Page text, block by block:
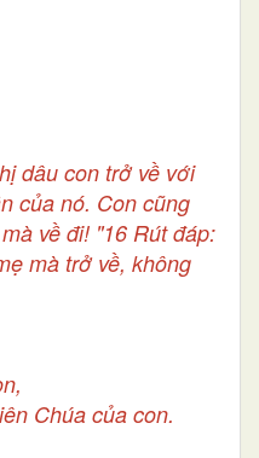
dâu con trở về với
của nó. Con cũng
về đi! "16 Rút đáp:
mà trở về, không
Chúa của con.